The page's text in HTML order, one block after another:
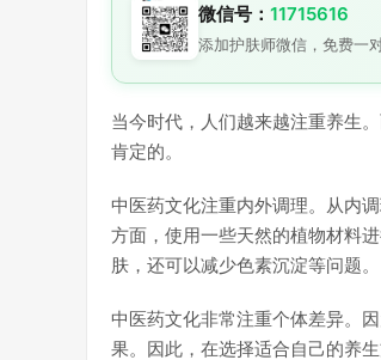
微信号： 11715616
添加护肤师微信，免费一
当今时代，人们越来越注重养生
肯定的。
中医药文化注重内外调理。从内
方面，使用一些天然的植物材料
肤，还可以减少色素沉淀等问题。
中医药文化非常注重个体差异。
果。因此，在选择适合自己的养